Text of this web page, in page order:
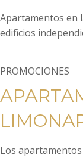
Apartamentos en
edificios
PROMOCIONES
Los